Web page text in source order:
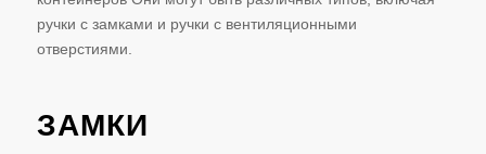
ручки с замками и ручки с вентиляционными
отверстиями.
ЗАМКИ